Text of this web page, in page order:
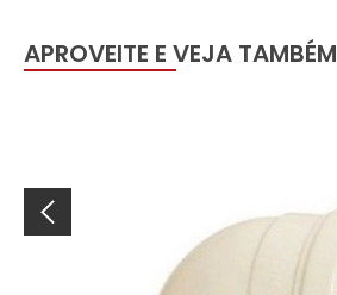
APROVEITE E VEJA TAMBÉM